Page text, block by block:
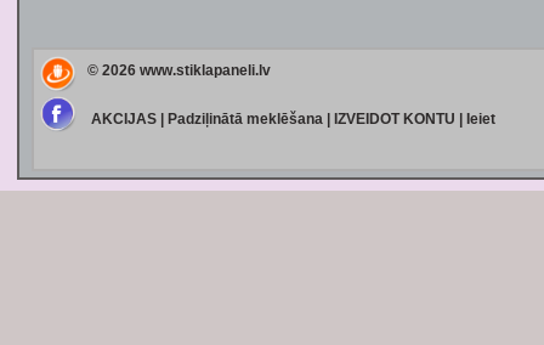
© 2026 www.stiklapaneli.lv
AKCIJAS| Padziļinātā meklēšana| IZVEIDOT KONTU Ieiet